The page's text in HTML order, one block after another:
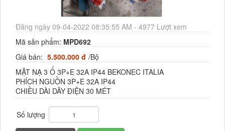
Đăng ngày 09-04-2022 08:35:55 AM - 4977 Lượt xem
Mã sản phẩm: MPD692
Giá bán: 5.500.000 đ /Bộ
MẶT NẠ 3 Ổ 3P+E 32A IP44 BEKONEC ITALIA
PHÍCH NGUỒN 3P+E 32A IP44
CHIỀU DÀI DÂY ĐIỆN 30 MÉT
Số lượng